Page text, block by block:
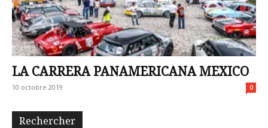
LA CARRERA PANAMERICANA MEXICO
10 octobre 2019 0
Rechercher